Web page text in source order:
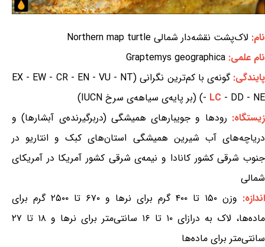
نام: لاک‌پشت نقشه‌دار شمالی Northern map turtle
نام علمی: Graptemys geographica
پایندگی:
گونه‌ی با کم‌ترین نگرانی (EX - EW - CR - EN - VU - NT
- LC - DD - NE) (بر پایه‌ی سیاهه‌ی سرخ IUCN)
زیستگاه: رودها و جویبارهای همیشگی (دربرگیرنده‌ی آبشارها) و
دریاچه‌های آب شیرین همیشگی استان‌های کبک و انتاریو در
جنوب شرقی کشور کانادا و نیمه‌ی شرقی کشور آمریکا در آمریکای
شمالی
اندازه:
وزن ۱۵۰ تا ۴۰۰ گرم برای نرها و ۶۷۰ تا ۲۵۰۰ گرم برای
ماده‌ها، لاک به درازای ۱۰ تا ۱۶ سانتی‌متر برای نرها و ۱۸ تا ۲۷
سانتی‌متر برای ماده‌ها